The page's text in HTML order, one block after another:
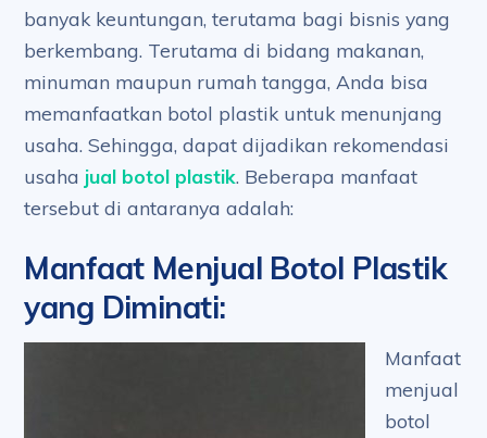
banyak keuntungan, terutama bagi bisnis yang
berkembang. Terutama di bidang makanan,
minuman maupun rumah tangga, Anda bisa
memanfaatkan botol plastik untuk menunjang
usaha. Sehingga, dapat dijadikan rekomendasi
usaha jual botol plastik. Beberapa manfaat
tersebut di antaranya adalah:
Manfaat Menjual Botol Plastik
yang Diminati:
Manfaat
menjual
botol